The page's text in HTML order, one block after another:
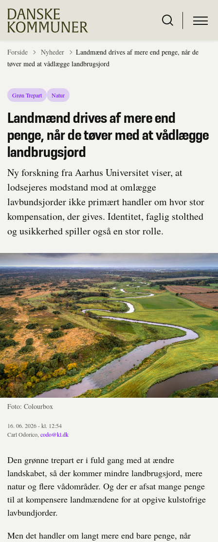
Forside Tilbage til
Nyheder
Landmænd drives af mere end penge, når de
tøver med at vådlægge landbrugsjord
Grøn Trepart Natur
Landmænd drives af mere end
penge, når de tøver med at vådlægge
landbrugsjord
Ny forskning fra Aarhus Universitet viser, at
lodsejeres modstand mod at omlægge
lavbundsjorder ikke primært handler om hvor stor
kompensation, der gives. Identitet, faglig stolthed
og usikkerhed spiller også en stor rolle.
Foto: Colourbox
16. 06. 2026 - kl. 12:54
Carl Odorico, codo@kl.dk
Den grønne trepart er i fuld gang med at ændre
landskabet, så der kommer mindre landbrugsjord, mere
natur og flere vådområder. Og der er afsat mange penge
til at kompensere landmændene for at opgive kulstofrige
lavbundjorder.
Men det handler om langt mere end bare penge, når